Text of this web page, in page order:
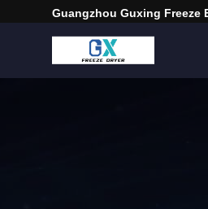
Guangzhou Guxing Freeze